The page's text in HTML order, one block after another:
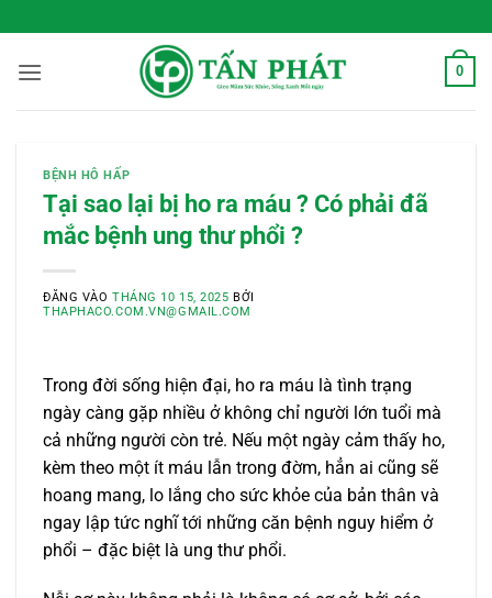
qua
nội
0
BỆNH HÔ HẤP
Tại sao lại bị ho ra máu ? Có phải đã
mắc bệnh ung thư phổi ?
ĐĂNG VÀOTHÁNG 10 15, 2025 BỞI
THAPHACO.COM.VN@GMAIL.COM
Trong đời sống hiện đại, ho ra máu là tình trạng
ngày càng gặp nhiều ở không chỉ người lớn tuổi mà
cả những người còn trẻ. Nếu một ngày cảm thấy ho,
kèm theo một ít máu lẫn trong đờm, hẳn ai cũng sẽ
hoang mang, lo lắng cho sức khỏe của bản thân và
ngay lập tức nghĩ tới những căn bệnh nguy hiểm ở
phổi – đặc biệt là ung thư phổi.